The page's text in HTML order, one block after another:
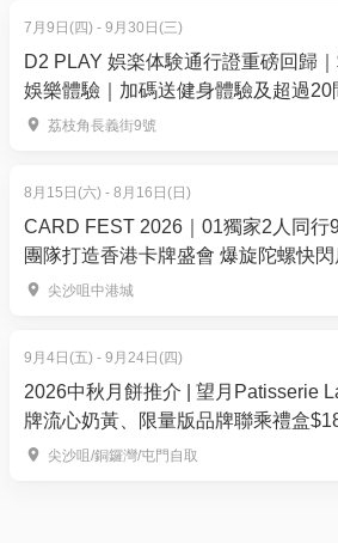
星期一至四: 12:00-21:30
星期五六日&公眾假期：12:00-
如何使用
請務必提前預約體驗日期和時間
預約方式：
由於空間有限，加上我們不能保證
約，以便確認預約及預留你的首選
此服務需預約 ，擬預約之時段需
而定。請於最少24小時前致電Cave
+852-6632-8838
7月9日(四) - 9月30日(三)
D2 PLAY 娯楽体験通行證重磅回歸
娛樂體驗｜加碼送健身體驗及超過20
枝角 D2 Place
荔枝角長義街9號
8月15日(六) - 8月16日(日)
CARD FEST 2026｜01獨家2人同行
團隊打造香港卡牌盛會 爆旋陀螺快
16日登陸尖沙咀中港城
尖沙咀中港城
9月4日(五) - 9月24日(四)
2026中秋月餅推介 | 望月Patisserie
牌流心奶黃、限量版品牌聯乘禮盒
換領尖沙咀/銅鑼灣/屯門自取